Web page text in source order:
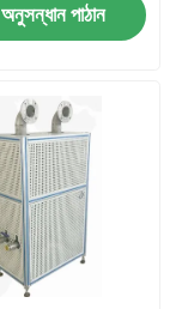
অনুসন্ধান পাঠান